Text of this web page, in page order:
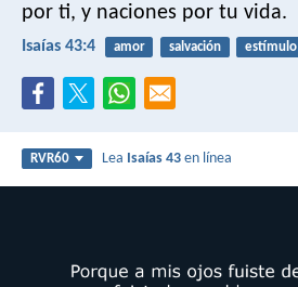
por ti, y naciones por tu vida.
Isaías 43:4 amor salvación estímulo
RVR60 Lea Isaías 43 en línea